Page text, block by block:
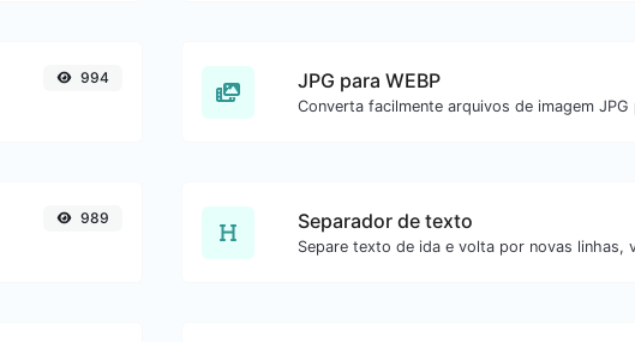
994 JPG para WEBP
989 Separador de texto